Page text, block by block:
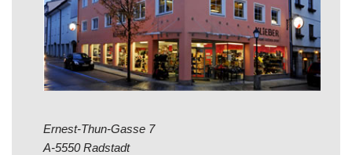
Ernest-Thun-Gasse 7
A-5550 Radstadt